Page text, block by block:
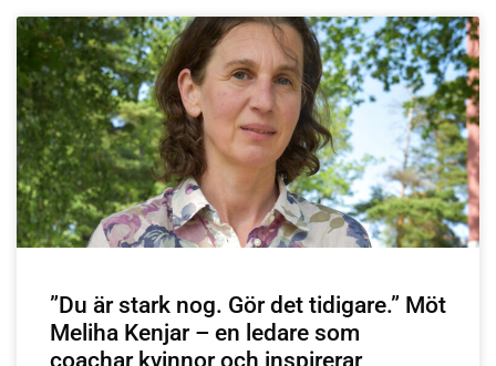
”Du är stark nog. Gör det tidigare.” Möt
Meliha Kenjar – en ledare som